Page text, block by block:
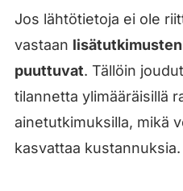
Jos lähtötietoja ei ole
vastaan
puuttuvat. Tällöin
tilannetta ylimääräisillä
ainetutkimuksilla, mikä
kasvattaa kustannuksia.